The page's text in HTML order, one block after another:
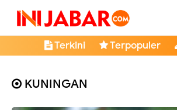
Terkini Terpopuler
KUNINGAN